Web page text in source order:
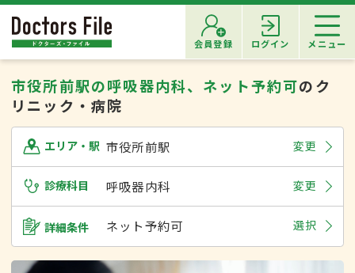
会員登録 ログイン メニュー
市役所前駅の呼吸器内科、ネット予約可のク
リニック・病院
エリア・駅 市役所前駅 変更
診療科目 呼吸器内科 変更
詳細条件 ネット予約可 選択